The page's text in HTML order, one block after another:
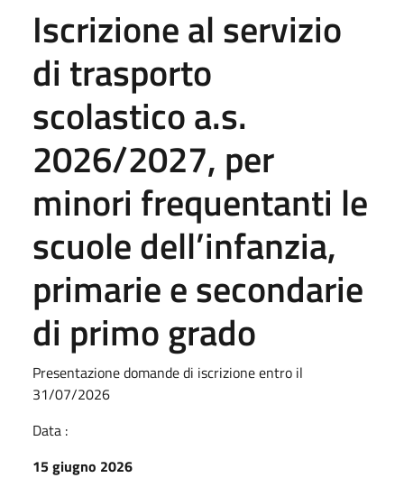
Iscrizione al servizio
di trasporto
scolastico a.s.
2026/2027, per
minori frequentanti le
scuole dell’infanzia,
primarie e secondarie
di primo grado
Presentazione domande di iscrizione entro il
31/07/2026
Data :
15 giugno 2026